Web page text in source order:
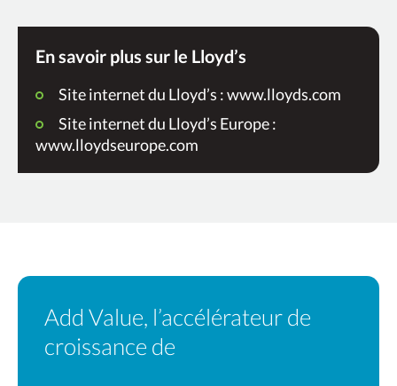
En savoir plus sur le Lloyd’s
Site internet du Lloyd’s : www.lloyds.com
Site internet du Lloyd’s Europe :
www.lloydseurope.com
Add Value, l’accélérateur de
croissance de
votre partenariat